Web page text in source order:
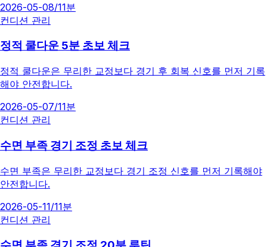
2026-05-08/11분
컨디션 관리
정적 쿨다운 5분 초보 체크
정적 쿨다운은 무리한 교정보다 경기 후 회복 신호를 먼저 기록
해야 안전합니다.
2026-05-07/11분
컨디션 관리
수면 부족 경기 조정 초보 체크
수면 부족은 무리한 교정보다 경기 조정 신호를 먼저 기록해야
안전합니다.
2026-05-11/11분
컨디션 관리